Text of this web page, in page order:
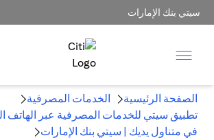
سيتي بنك الإمارات
الصفحة الرئيسية
الخدمات المصرفية
تطبيق سيتي للخدمات المصرفية عبر الهاتف
في متناول يديك | سيتي بنك الإمارات